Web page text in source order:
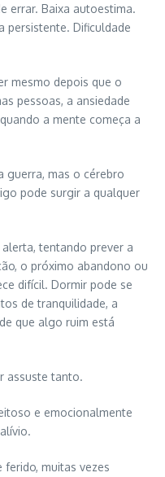
errar. Baixa autoestima.
persistente. Dificuldade
mesmo depois que o
pessoas, a ansiedade
a mente começa a
guerra, mas o cérebro
pode surgir a qualquer
tentando prever a
o próximo abandono ou
difícil. Dormir pode se
de tranquilidade, a
que algo ruim está
assuste tanto.
e emocionalmente
muitas vezes